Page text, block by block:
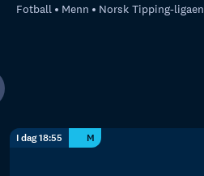
Fotball Menn Norsk Tipping-ligaen
I dag 18:55 M